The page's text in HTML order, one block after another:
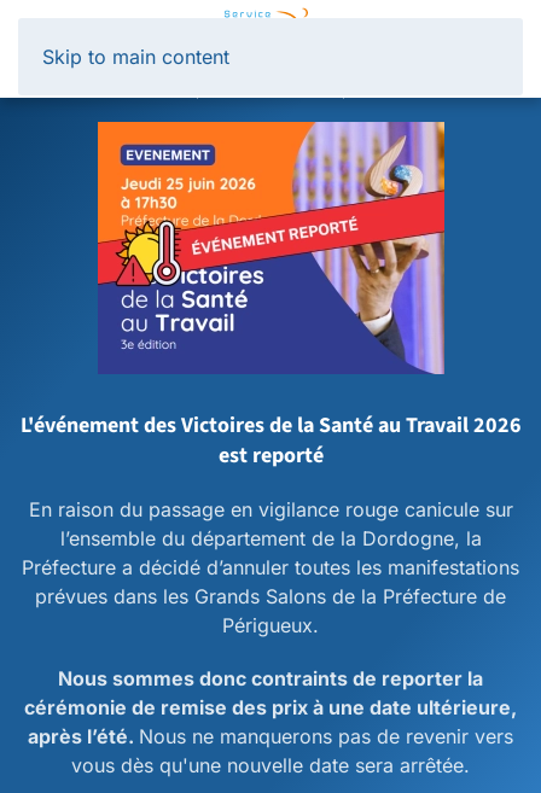
Skip to main content
L'événement des Victoires de la Santé au Travail 2026
est reporté
En raison du passage en vigilance rouge canicule sur
l’ensemble du département de la Dordogne, la
Préfecture a décidé d’annuler toutes les manifestations
prévues dans les Grands Salons de la Préfecture de
Périgueux.
Nous sommes donc contraints de reporter la
cérémonie de remise des prix à une date ultérieure,
après l’été. Nous ne manquerons pas de revenir vers
vous dès qu'une nouvelle date sera arrêtée.
Panneau de gestion des cookies